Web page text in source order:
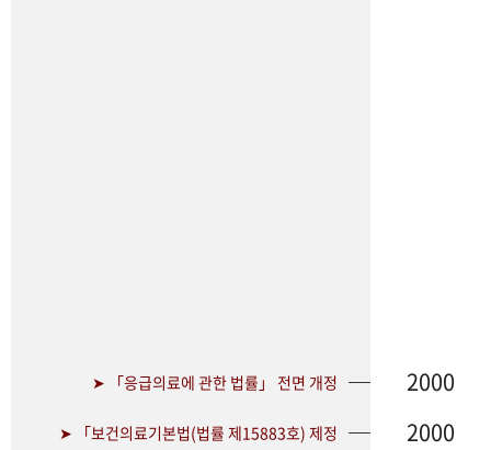
➤ 「응급의료에 관한 법률」 전면 개정 2000
➤ 「보건의료기본법(법률 제15883호) 제정 2000